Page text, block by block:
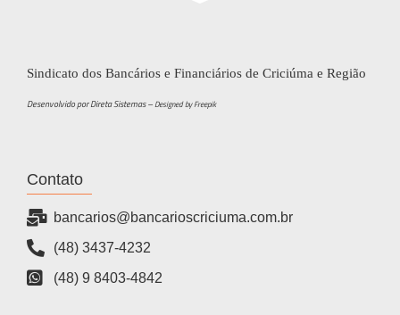
Sindicato dos Bancários e Financiários de Criciúma e Região
Desenvolvido por Direta Sistemas –Designed by Freepik
Contato
bancarios@bancarioscriciuma.com.br
(48) 3437-4232
(48) 9 8403-4842